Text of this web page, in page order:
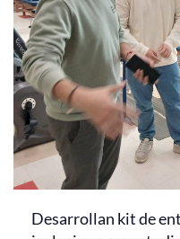
Desarrollan kit de